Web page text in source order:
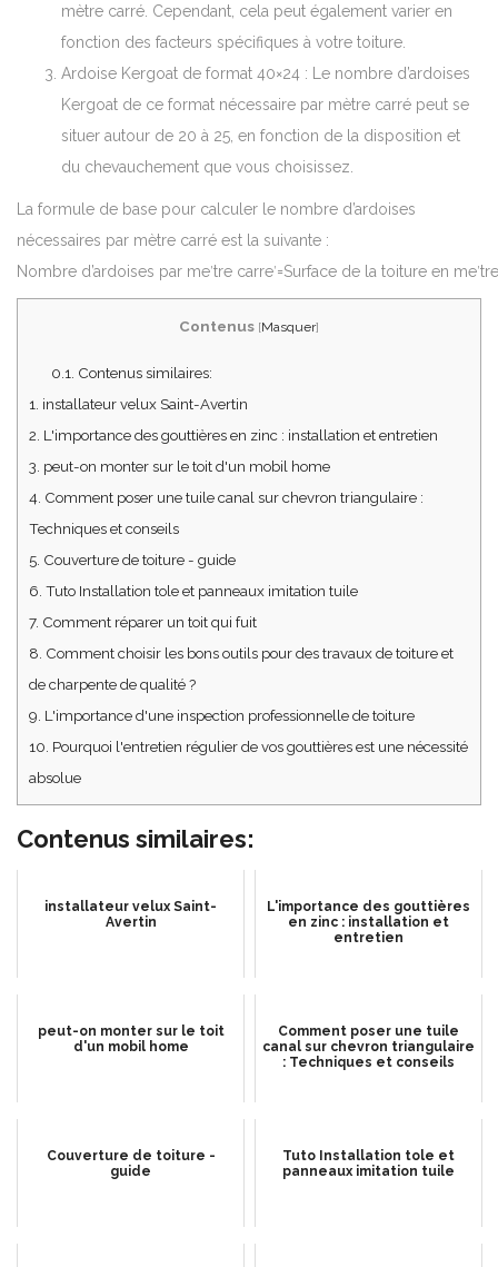
mètre carré. Cependant, cela peut également varier en
fonction des facteurs spécifiques à votre toiture.
Ardoise Kergoat de format 40×24 : Le nombre d’ardoises
Kergoat de ce format nécessaire par mètre carré peut se
situer autour de 20 à 25, en fonction de la disposition et
du chevauchement que vous choisissez.
La formule de base pour calculer le nombre d’ardoises
nécessaires par mètre carré est la suivante :
Nombre d’ardoises par meˋtre carreˊ=Surface de la toiture en
Contenus [Masquer]
0.1. Contenus similaires:
1. installateur velux Saint-Avertin
2. L'importance des gouttières en zinc : installation et entretien
3. peut-on monter sur le toit d'un mobil home
4. Comment poser une tuile canal sur chevron triangulaire :
Techniques et conseils
5. Couverture de toiture - guide
6. Tuto Installation tole et panneaux imitation tuile
7. Comment réparer un toit qui fuit
8. Comment choisir les bons outils pour des travaux de toiture et
de charpente de qualité ?
9. L'importance d'une inspection professionnelle de toiture
10. Pourquoi l'entretien régulier de vos gouttières est une nécessité
absolue
Contenus similaires:
installateur velux Saint-
Avertin
L'importance des gouttières
en zinc : installation et
entretien
peut-on monter sur le toit
d'un mobil home
Comment poser une tuile
canal sur chevron triangulaire
: Techniques et conseils
Couverture de toiture -
guide
Tuto Installation tole et
panneaux imitation tuile